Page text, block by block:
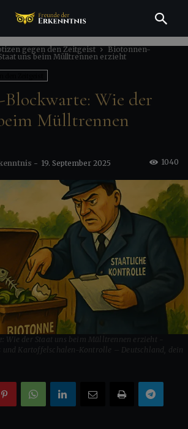
gegen den Zeitgeist
Biotonnen-
uns beim Mülltrennen erzieht
Wie der
Mülltrennen
- 19. September 2025 1040
Wie der Staat uns beim Mülltrennen erzieht -
und Kartoffelschalen-Kontrolle – Deutschland, dein